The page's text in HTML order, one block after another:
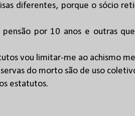
diferentes, porque o sócio
pensão por 10 anos e outras
vou limitar-me ao achismo
do morto são de uso
estatutos.